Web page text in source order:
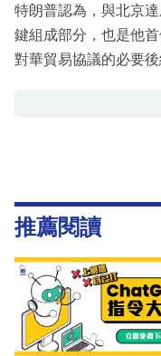
特朗普認為，與北京
鍵組成部分，也是他
對華貿易協議的必要後
推薦閱讀